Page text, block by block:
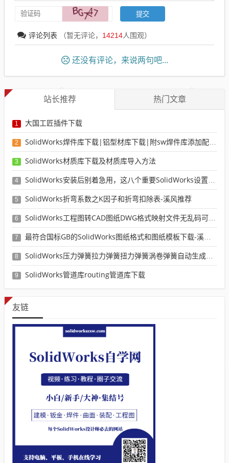
评论列表 （暂无评论， 14214人围观）
还没有评论，来说两句吧...
站长推荐 热门文章
1 大国工匠插件下载
2 SolidWorks焊件库下载|铝型材库下载|附sw焊件库添加配置使用教程
3 SolidWorks材质库下载及材质库导入方法
4 SolidWorks安装后别着急用，这八个重要SolidWorks设置可以提高你的画图效率
5 SolidWorks折弯系数之K因子和折弯扣除表-溪风推荐
6 SolidWorks工程图转CAD图纸DWG格式映射文件无乱码可分层-溪风亲测推荐
7 最符合国标GB的SolidWorks图纸格式和图纸模板下载-溪风专用版
8 SolidWorks压力弹簧拉力弹簧扭力弹簧涡卷弹簧自动生成宏程序下载
9 SolidWorks管道库routing管道库下载
友链